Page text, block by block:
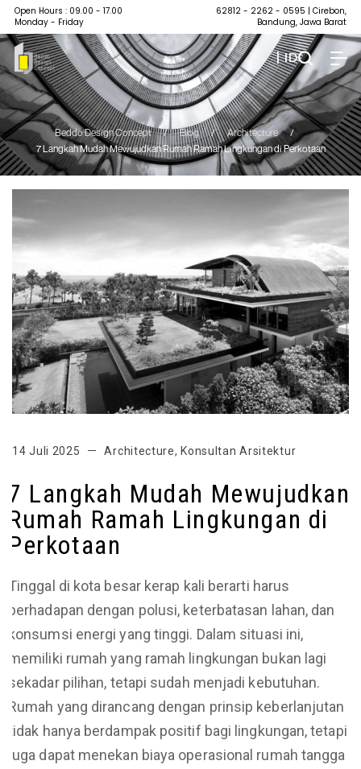
Open Hours : 09.00 - 17.00
Monday - Friday
62812 - 2262 - 0595 | Cirebon,
Bandung, Jawa Barat
| ID
Beddo Design Concept / Blog / Architecture
/
7 Langkah Mudah Mewujudkan Rumah Ramah Lingkungan di Perkotaan
14 Juli 2025 Architecture, Konsultan Arsitektur
7 Langkah Mudah Mewujudkan
Rumah Ramah Lingkungan di
Perkotaan
Tinggal di kota besar kerap kali berarti harus
berhadapan dengan polusi, keterbatasan lahan, dan
konsumsi energi yang tinggi. Dalam situasi ini,
memiliki rumah yang ramah lingkungan bukan lagi
sekadar pilihan, tetapi sudah menjadi kebutuhan.
Rumah yang dirancang dengan prinsip keberlanjutan
tidak hanya berdampak positif bagi lingkungan, tetapi
juga dapat menekan biaya operasional rumah tangga